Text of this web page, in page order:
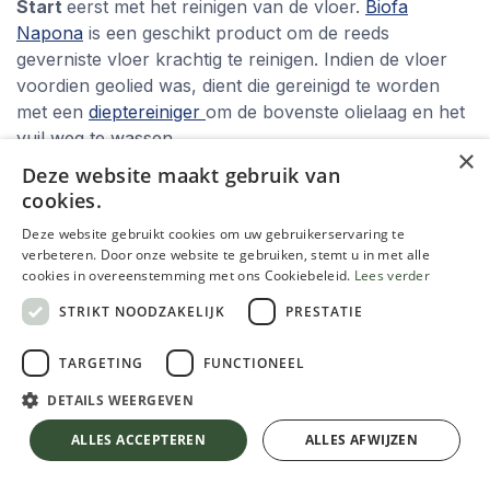
Start eerst met het reinigen van de vloer. Biofa
Napona is een geschikt product om de reeds
geverniste vloer krachtig te reinigen. Indien de vloer
voordien geolied was, dient die gereinigd te worden
met een dieptereiniger om de bovenste olielaag en het
vuil weg te wassen.
Opgelet: alle vuil- en zeepresten dienen weggespoeld
te worden!
Na het reinigenwordt de bestaande vernislaag
gelijkmatig mat geschuurd. Indien de vernislaag al
(deels) weggesleten is zal plaatselijk meer moeten
gereinigd en/of geschuurd worden. Kleurverschillen
na het opnieuw vernissen zijn mogelijk. Een test is
aangewezen.
Een primer
is meestal niet nodig en niet aangewezen.
×
Deze website maakt gebruik van
cookies.
Deze website gebruikt cookies om uw gebruikerservaring te
verbeteren. Door onze website te gebruiken, stemt u in met alle
cookies in overeenstemming met ons Cookiebeleid. Lees verder
STRIKT NOODZAKELIJK
PRESTATIE
TARGETING FUNCTIONEEL
DETAILS WEERGEVEN
ALLES ACCEPTEREN ALLES AFWIJZEN